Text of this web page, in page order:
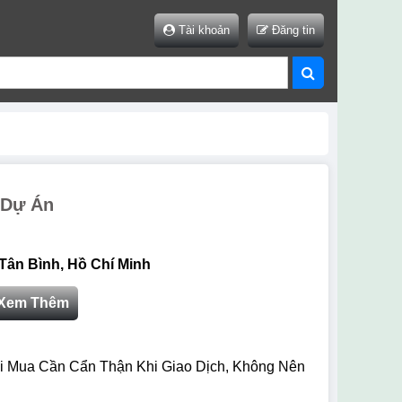
Tài khoản Đăng tin
Án
Bình, Hồ Chí Minh
Thêm
Cần Cẩn Thận Khi Giao Dịch, Không Nên